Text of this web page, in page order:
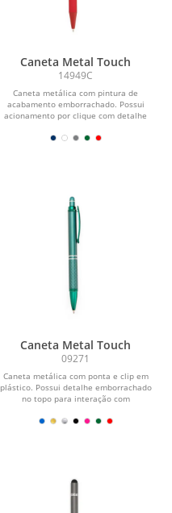
Caneta Metal Touch
14949C
Caneta metálica com pintura de
acabamento emborrachado. Possui
acionamento por clique com detalhe
Caneta Metal Touch
09271
Caneta metálica com ponta e clip em
plástico. Possui detalhe emborrachado
no topo para interação com